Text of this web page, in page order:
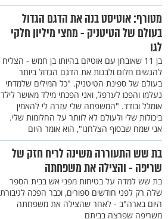
מטורף: אוטיסט בנה את הדגם הגדול
בעולם של הטיטניק - מחצי מיליון חלקי
לגו
בן 11 שאובחן עם אוטיזם בהיותו בן חמש - הצליח
להגשים חלום ולבנות את הדגם הגדול ביותר
בעולם של ספינת הטיטניק. "כל המילים שלמדתי
נעלמו והפכו לערפל, ואני הפכתי מילד מאושר לילד
אומלל ובודד. "המשפחה שלי עזרה לי להאמין
ביכולות שלי ולעולם לא לוותר על החלומות שלי.
אני שמח שבסוף הצלחנו", הוא אומר היום
בת שש התעוררה משינה לריח חזק של
שריפה - והצילה את משפחתה
בת שש למדה על בטיחות מפני אש בבית הספר
שלה רק לפני חודשים ספורים, וכבר הפכה לגיבורת
היום בארה"ב - לאחר שהצילה את משפחתה
משריפה שפרצה בביתם